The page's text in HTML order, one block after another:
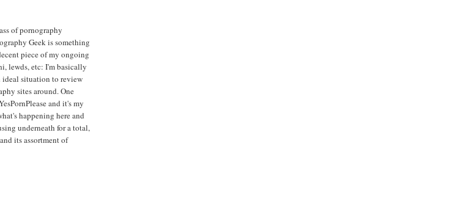
of pornography
Geek is something
piece of my ongoing
lewds, etc: I'm basically
ideal situation to review
sites around. One
and it's my
happening here and
underneath for a total,
its assortment of